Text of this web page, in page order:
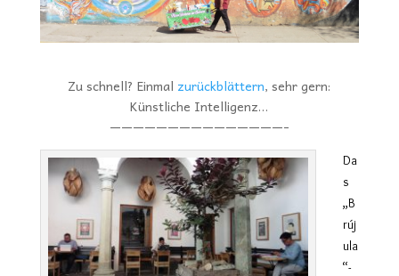
Zu schnell? Einmal zurückblättern, sehr gern:
Künstliche Intelligenz…
———————————————-
Da
s
„B
rúj
ula
“-